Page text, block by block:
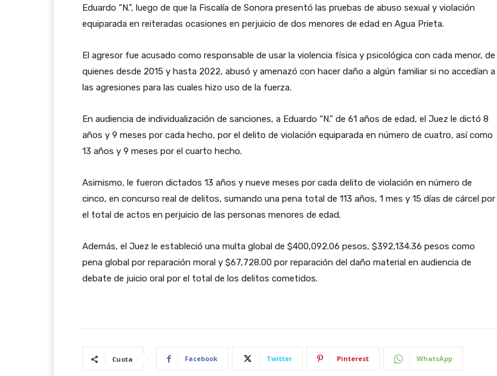
Eduardo “N.”, luego de que la Fiscalía de Sonora presentó las pruebas de abuso sexual y violación
equiparada en reiteradas ocasiones en perjuicio de dos menores de edad en Agua Prieta.
El agresor fue acusado como responsable de usar la violencia física y psicológica con cada menor, de
quienes desde 2015 y hasta 2022, abusó y amenazó con hacer daño a algún familiar si no accedían a
las agresiones para las cuales hizo uso de la fuerza.
En audiencia de individualización de sanciones, a Eduardo “N.” de 61 años de edad, el Juez le dictó 8
años y 9 meses por cada hecho, por el delito de violación equiparada en número de cuatro, así como
13 años y 9 meses por el cuarto hecho.
Asimismo, le fueron dictados 13 años y nueve meses por cada delito de violación en número de
cinco, en concurso real de delitos, sumando una pena total de 113 años, 1 mes y 15 días de cárcel por
el total de actos en perjuicio de las personas menores de edad.
Además, el Juez le estableció una multa global de $400,092.06 pesos, $392,134.36 pesos como
pena global por reparación moral y $67,728.00 por reparación del daño material en audiencia de
debate de juicio oral por el total de los delitos cometidos.
Cuota Facebook Twitter Pinterest WhatsApp